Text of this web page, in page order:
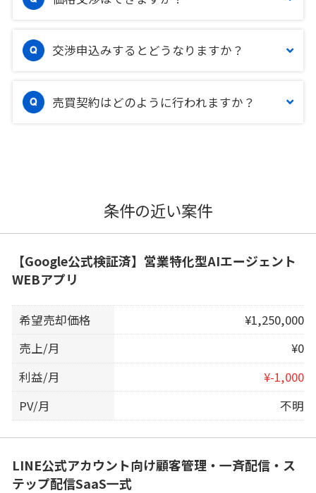
交渉申込みするとどうなりますか？
売買契約はどのように行われますか？
条件の近い案件
【Google公式検証済】営業特化型AIエージェント
WEBアプリ
希望売却価格
¥1,250,000
売上/月
¥0
利益/月
¥-1,000
PV/月
不明
LINE公式アカウント向け顧客管理・一斉配信・ス
テップ配信SaaS一式